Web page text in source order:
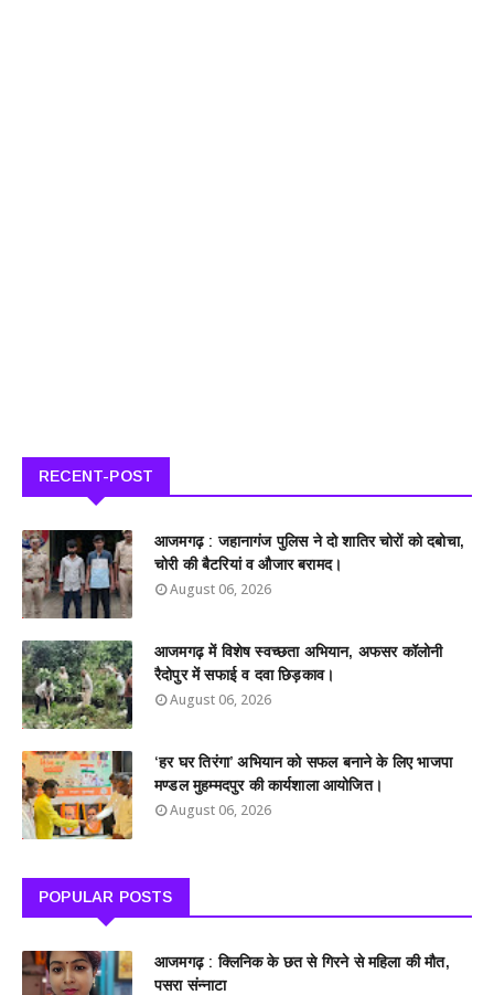
RECENT-POST
आजमगढ़ : जहानागंज पुलिस ने दो शातिर चोरों को दबोचा,
चोरी की बैटरियां व औजार बरामद।
August 06, 2026
आजमगढ़ में विशेष स्वच्छता अभियान, अफसर कॉलोनी
रैदोपुर में सफाई व दवा छिड़काव।
August 06, 2026
‘हर घर तिरंगा’ अभियान को सफल बनाने के लिए भाजपा
मण्डल मुहम्मदपुर की कार्यशाला आयोजित।
August 06, 2026
POPULAR POSTS
आजमगढ़ : क्लिनिक के छत से गिरने से महिला की मौत,
पसरा संन्नाटा